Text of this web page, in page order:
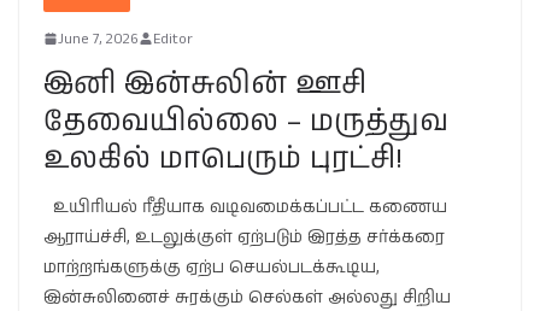
June 7, 2026 Editor
இனி இன்சுலின் ஊசி
தேவையில்லை – மருத்துவ
உலகில் மாபெரும் புரட்சி!
உயிரியல் ரீதியாக வடிவமைக்கப்பட்ட கணைய
ஆராய்ச்சி, உடலுக்குள் ஏற்படும் இரத்த சர்க்கரை
மாற்றங்களுக்கு ஏற்ப செயல்படக்கூடிய,
இன்சுலினைச் சுரக்கும் செல்கள் அல்லது சிறிய